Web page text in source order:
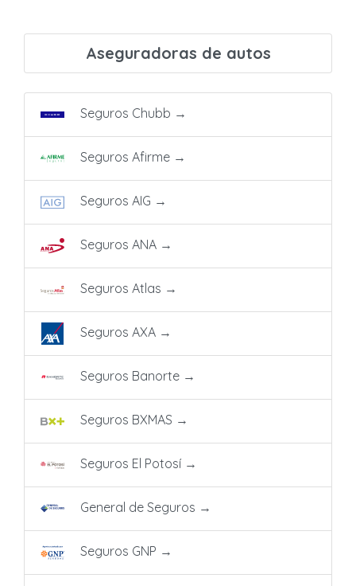
Aseguradoras de autos
Seguros Chubb →
Seguros Afirme →
Seguros AIG →
Seguros ANA →
Seguros Atlas →
Seguros AXA →
Seguros Banorte →
Seguros BXMAS →
Seguros El Potosí →
General de Seguros →
Seguros GNP →